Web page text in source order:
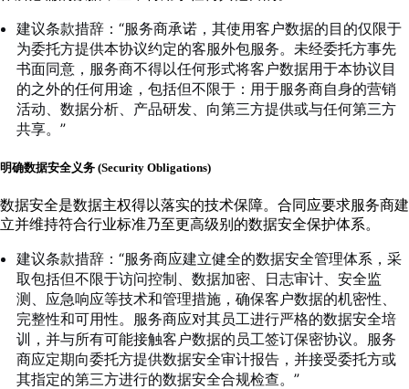
建议条款措辞：“服务商承诺，其使用客户数据的目的仅限于
为委托方提供本协议约定的客服外包服务。未经委托方事先
书面同意，服务商不得以任何形式将客户数据用于本协议目
的之外的任何用途，包括但不限于：用于服务商自身的营销
活动、数据分析、产品研发、向第三方提供或与任何第三方
共享。”
明确数据安全义务 (Security Obligations)
数据安全是数据主权得以落实的技术保障。合同应要求服务商建
立并维持符合行业标准乃至更高级别的数据安全保护体系。
建议条款措辞：“服务商应建立健全的数据安全管理体系，采
取包括但不限于访问控制、数据加密、日志审计、安全监
测、应急响应等技术和管理措施，确保客户数据的机密性、
完整性和可用性。服务商应对其员工进行严格的数据安全培
训，并与所有可能接触客户数据的员工签订保密协议。服务
商应定期向委托方提供数据安全审计报告，并接受委托方或
其指定的第三方进行的数据安全合规检查。”